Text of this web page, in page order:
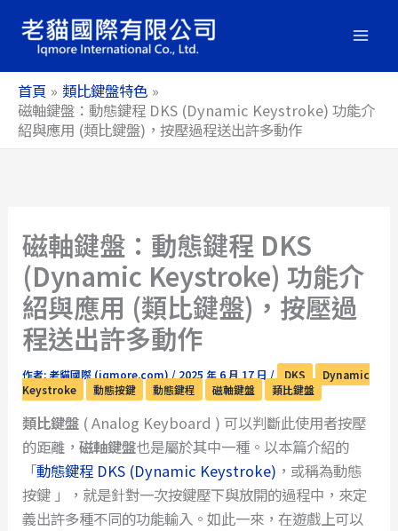
首頁
類比鍵盤特色
磁軸鍵盤：動態鍵程 DKS (Dynamic Keystroke) 功能介
紹與應用 (類比鍵盤)，按壓過程送出許多動作
磁軸鍵盤：動態鍵程 DKS
(Dynamic Keystroke) 功能介
紹與應用 (類比鍵盤)，按壓過
程送出許多動作
作者: 老貓國際 (iqmore.com) / 2025 年 6 月 17 日 / DKS
Dynamic
Keystroke
動態按鍵 動態鍵程 磁軸鍵盤 類比鍵盤
類比鍵盤 ( Analog Keyboard ) 可以判斷此使用者按壓
的距離，磁軸鍵盤也是屬於其中一種。以本篇介紹的
「動態鍵程 DKS (Dynamic Keystroke) ，或稱為動態
按鍵 」，就是針對一次按鍵壓下與放開的過程中，來定
義出許多種不同的功能輸入。如此一來，在遊戲上可以